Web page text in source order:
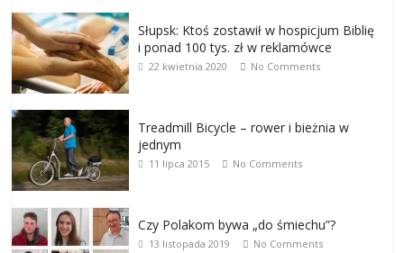
Słupsk: Ktoś zostawił w hospicjum Biblię
i ponad 100 tys. zł w reklamówce
22 kwietnia 2020 No Comments
Treadmill Bicycle – rower i bieżnia w
jednym
11 lipca 2015 No Comments
Czy Polakom bywa „do śmiechu”?
13 listopada 2019 No Comments